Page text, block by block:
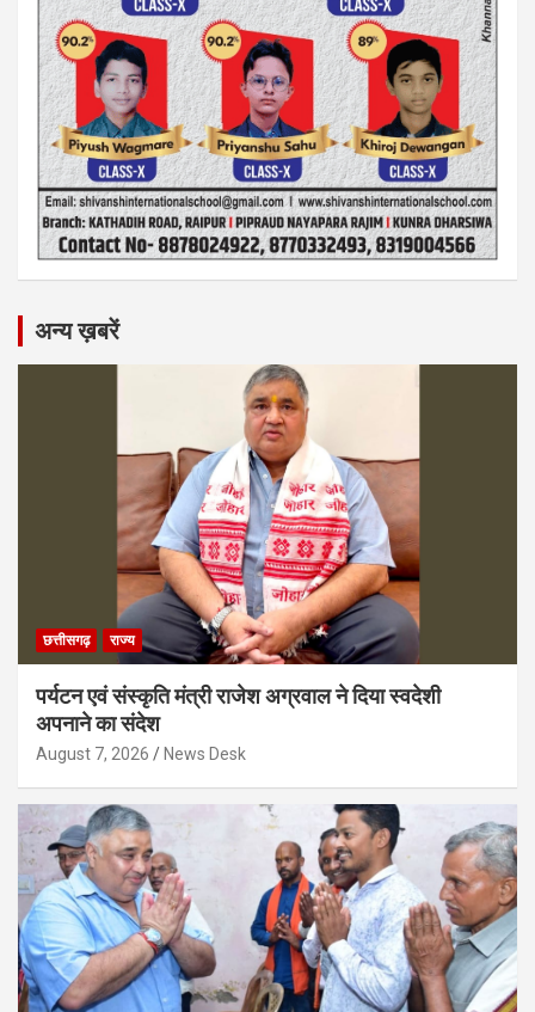
अन्य ख़बरें
छत्तीसगढ़ राज्य
पर्यटन एवं संस्कृति मंत्री राजेश अग्रवाल ने दिया स्वदेशी
अपनाने का संदेश
August 7, 2026 News Desk